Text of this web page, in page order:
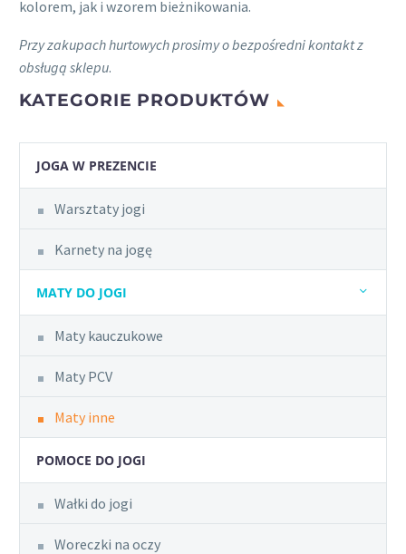
kolorem, jak i wzorem bieżnikowania.
Przy zakupach hurtowych prosimy o bezpośredni kontakt z
obsługą sklepu.
KATEGORIE PRODUKTÓW
JOGA W PREZENCIE
Warsztaty jogi
Karnety na jogę
MATY DO JOGI
Maty kauczukowe
Maty PCV
Maty inne
POMOCE DO JOGI
Wałki do jogi
Woreczki na oczy